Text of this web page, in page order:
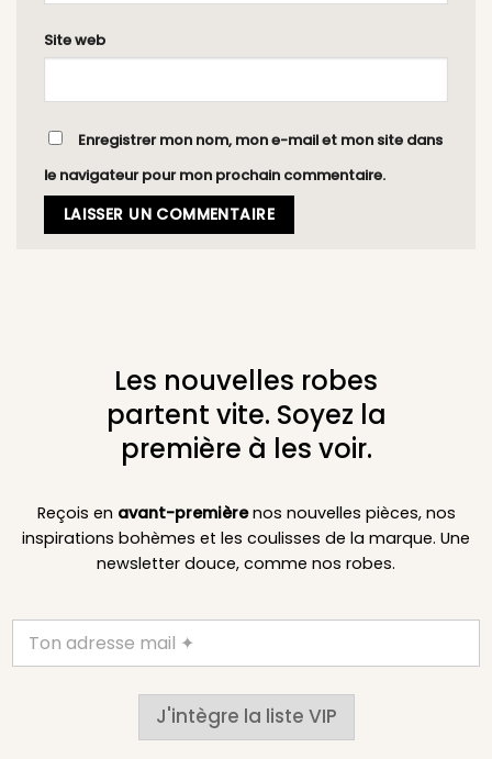
Site web
Enregistrer mon nom, mon e-mail et mon site dans
le navigateur pour mon prochain commentaire.
Les nouvelles robes
partent vite. Soyez la
première à les voir.
Reçois en avant-premièrenos nouvelles pièces, nos
inspirations bohèmes et les coulisses de la marque. Une
newsletter douce, comme nos robes.
J'intègre la liste VIP